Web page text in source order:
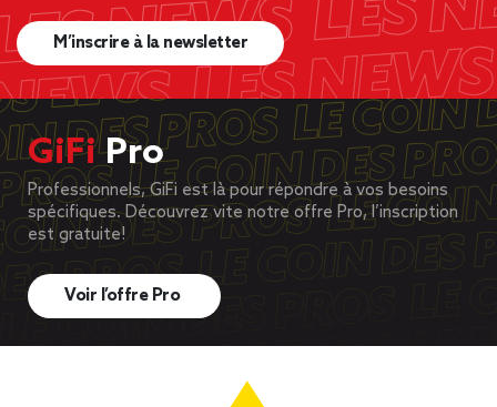
M’inscrire à la newsletter
GiFiPro
Professionnels, GiFi est là pour répondre à vos besoins
spécifiques. Découvrez vite notre offre Pro, l’inscription
est gratuite!
Voir l’offre Pro